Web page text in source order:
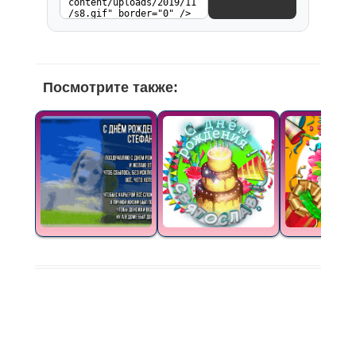
Посмотрите также: